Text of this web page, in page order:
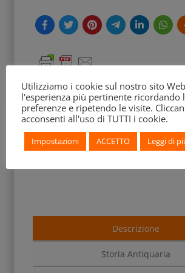
Descrizione
Storia Antiquaria
Utilizziamo i cookie sul nostro sito
l'esperienza più pertinente ricordando
preferenze e ripetendo le visite.
acconsenti all'uso di TUTTI i cookie.
Impostazioni ACCETTO Leggi di